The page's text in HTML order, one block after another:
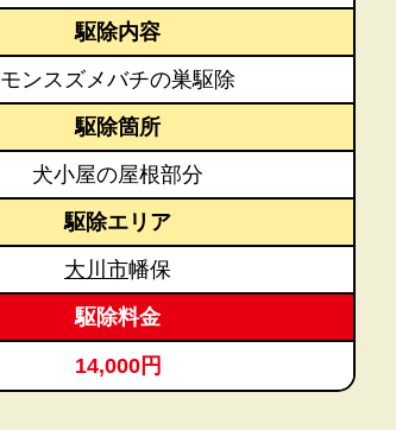
駆除内容
モンスズメバチの巣駆除
駆除箇所
犬小屋の屋根部分
駆除エリア
大川市幡保
駆除料金
14,000円